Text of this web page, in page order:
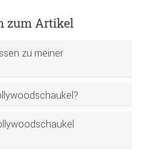
zum Artikel
zu meiner